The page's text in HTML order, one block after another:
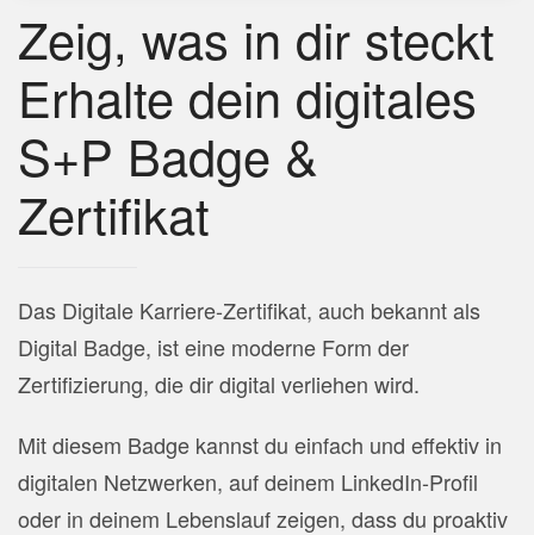
Zeig, was in dir steckt
Erhalte dein digitales
S+P Badge &
Zertifikat
Das Digitale Karriere-Zertifikat, auch bekannt als
Digital Badge, ist eine moderne Form der
Zertifizierung, die dir digital verliehen wird.
Mit diesem Badge kannst du einfach und effektiv in
digitalen Netzwerken, auf deinem LinkedIn-Profil
oder in deinem Lebenslauf zeigen, dass du proaktiv